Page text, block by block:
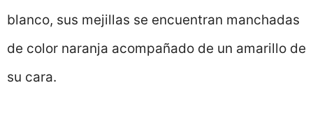
blanco, sus mejillas se encuentran manchadas
de color naranja acompañado de un amarillo de
su cara.